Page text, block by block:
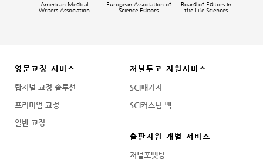
American Medical
Writers Association
European Association of
Science Editors
Board of Editors in
the Life Sciences
영문교정 서비스
탑저널 교정 솔루션
프리미엄 교정
일반 교정
저널투고 지원서비스
SCI패키지
SCI커스텀 팩
출판지원 개별 서비스
저널포맷팅